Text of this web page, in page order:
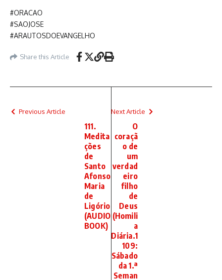
#ORACAO
#SAOJOSE
#ARAUTOSDOEVANGELHO
Share this Article
Previous Article
111.
Medita
ções
de
Santo
Afonso
Maria
de
Ligório
(AUDIO
BOOK)
Next Article
O
coraçã
o de
um
verdad
eiro
filho
de
Deus
(Homili
a
Diária.1
109:
Sábado
da 1.ª
Seman